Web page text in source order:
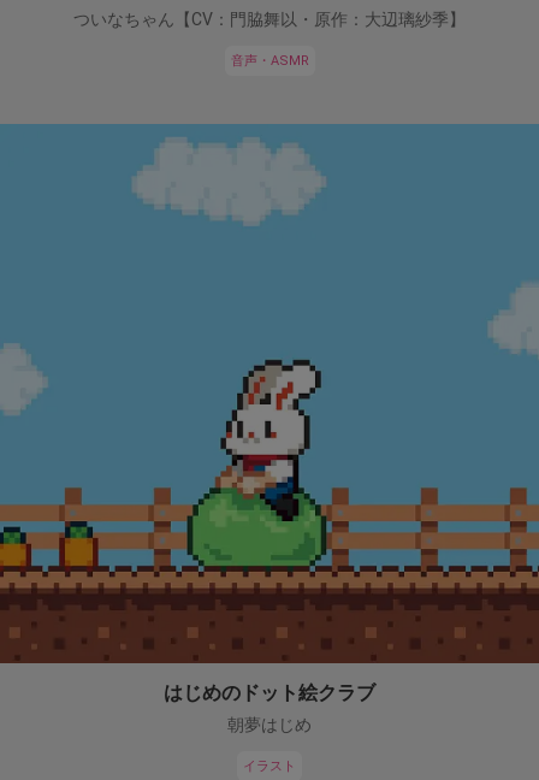
ついなちゃん【CV：門脇舞以・原作：大辺璃紗季】
音声・ASMR
はじめのドット絵クラブ
朝夢はじめ
イラスト